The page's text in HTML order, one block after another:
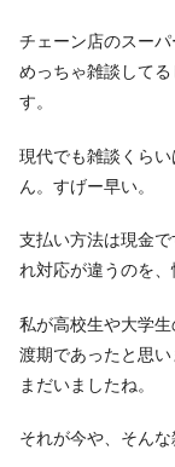
チェーン店のスー
めっちゃ雑談して
す。
現代でも雑談くら
ん。すげー早い。
支払い方法は現金
れ対応が違うのを
私が高校生や大学
渡期であったと思
まだいましたね。
それが今や、そん